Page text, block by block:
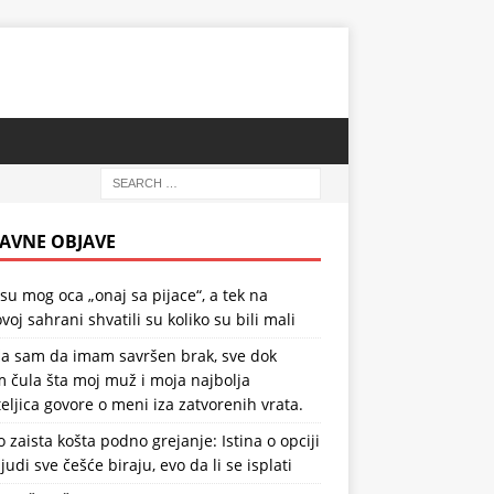
OBJAVE
mog oca „onaj sa pijace“, a tek na
sahrani shvatili su koliko su bili mali
sam da imam savršen brak, sve dok
čula šta moj muž i moja najbolja
govore o meni iza zatvorenih vrata.
zaista košta podno grejanje: Istina o opciji
sve češće biraju, evo da li se isplati